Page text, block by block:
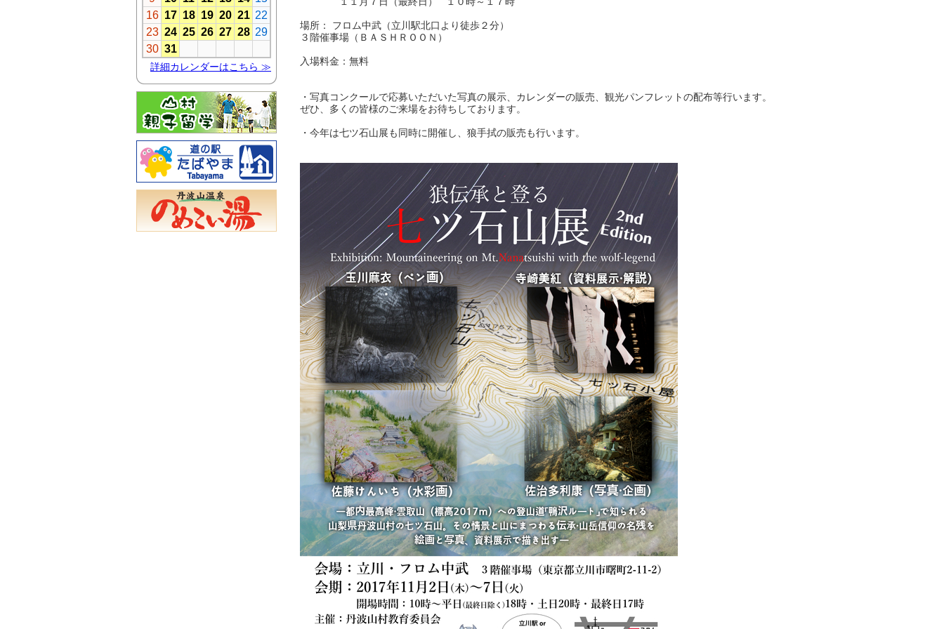
場所： フロム中武（立川駅北口より徒歩２分）
３階催事場（ＢＡＳＨＲＯＯＮ）
入場料金：無料
・写真コンクールで応募いただいた写真の展示、カレンダーの販売、観光パンフレットの配布等行います。
ぜひ、多くの皆様のご来場をお待ちしております。
・今年は七ツ石山展も同時に開催し、狼手拭の販売も行います。